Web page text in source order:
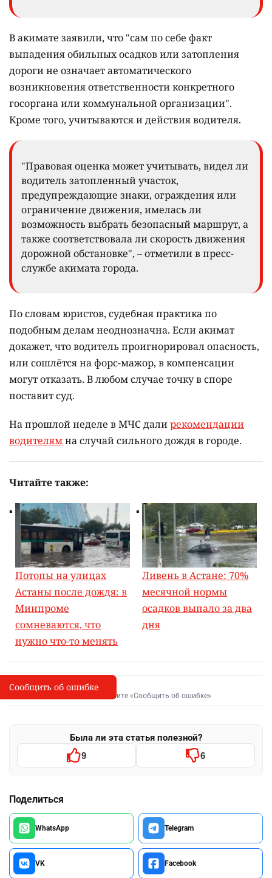
В акимате заявили, что "сам по себе факт
выпадения обильных осадков или затопления
дороги не означает автоматического
возникновения ответственности конкретного
госоргана или коммунальной организации".
Кроме того, учитываются и действия водителя.
"Правовая оценка может учитывать, видел ли
водитель затопленный участок,
предупреждающие знаки, ограждения или
ограничение движения, имелась ли
возможность выбрать безопасный маршрут, а
также соответствовала ли скорость движения
дорожной обстановке", – отметили в пресс-
службе акимата города.
По словам юристов, судебная практика по
подобным делам неоднозначна. Если акимат
докажет, что водитель проигнорировал опасность,
или сошлётся на форс-мажор, в компенсации
могут отказать. В любом случае точку в споре
поставит суд.
На прошлой неделе в МЧС далирекомендации
водителямна случай сильного дождя в городе.
Читайте также:
Потопы на улицах
Астаны после дождя: в
Минпроме
сомневаются, что
нужно что-то менять
Ливень в Астане: 70%
месячной нормы
осадков выпало за два
дня
I
Сообщить об опечатке
Выделите фрагмент и нажмите «Сообщить об ошибке»
Была ли эта статья полезной?
9 6
Поделиться
WhatsApp Telegram
VK Facebook
Сообщить об ошибке